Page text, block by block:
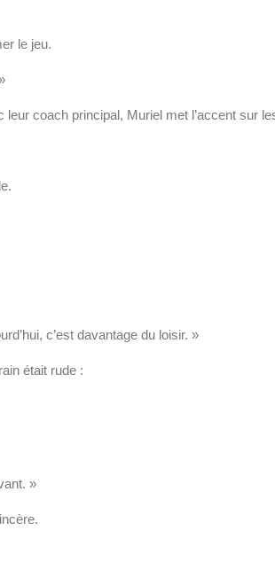
le jeu.
coach principal, Muriel met l’accent sur
c’est davantage du loisir. »
était rude :
»